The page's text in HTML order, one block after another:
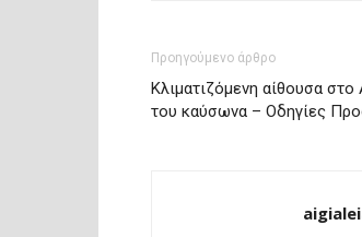
Προηγούμενο άρθρο
Κλιματιζόμενη αίθουσα στο
του καύσωνα – Οδηγίες